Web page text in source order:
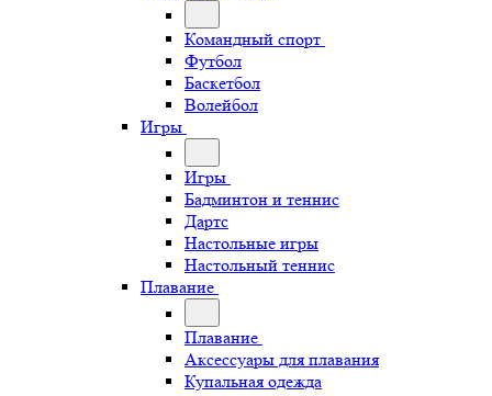
Командный спорт
Футбол
Баскетбол
Волейбол
Игры
Игры
Бадминтон и теннис
Дартс
Настольные игры
Настольный теннис
Плавание
Плавание
Аксессуары для плавания
Купальная одежда